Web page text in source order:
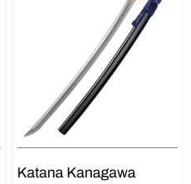
Katana Kanagawa